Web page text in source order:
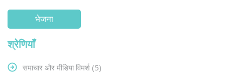
श्रेणियाँ
समाचार और मीडिया विमर्श (5)